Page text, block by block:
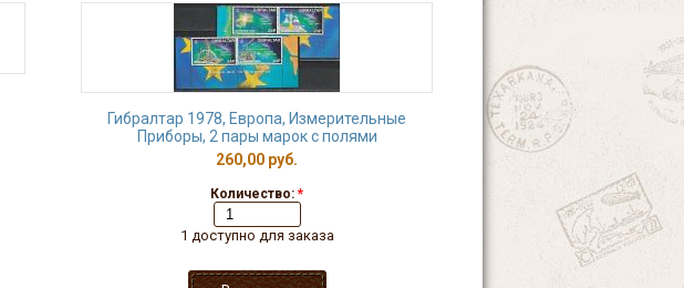
Гибралтар 1978, Европа, Измерительные
Приборы, 2 пары марок с полями
260,00 руб.
Количество: *
1 доступно для заказа